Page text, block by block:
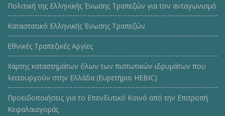
Πολιτική της Ελληνικής Ένωσης Τραπεζών για τον ανταγωνισμό
Καταστατικό Ελληνικής Ένωσης Τραπεζών
Εθνικές Τραπεζικές Αργίες
Χάρτης καταστημάτων όλων των πιστωτικών ιδρυμάτων που
λειτουργούν στην Ελλάδα (Ευρετήριο HEBIC)
Προειδοποιήσεις για το Επενδυτικό Κοινό από την Επιτροπή
Κεφαλαιαγοράς